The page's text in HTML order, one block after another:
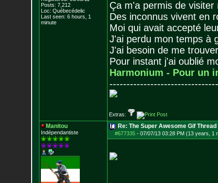
Posts: 7,212
Loc: Québecédelic
Last seen: 6 hours, 1
minute
Ça m'a permis de visiter
Des inconnus vivent en
Moi qui avait accepté
J'ai perdu mon temps à
J'ai besoin de me
Pour instant j'ai oublié
Harmonium - Pour un
--------------------------------
Extras:
Manitou
Indépendantiste
Re: The Super Awesome Gif Thread
#677335- 07/07/13 03:28 PM (13 years, 1